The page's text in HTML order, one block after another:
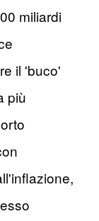
miliardi
il 'buco'
più